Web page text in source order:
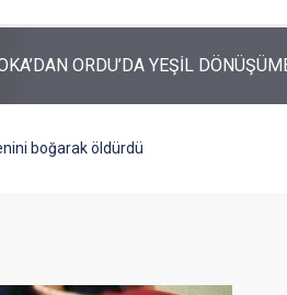
PARTİ’NİN ORDU’DAKİ 69
boğarak öldürdü